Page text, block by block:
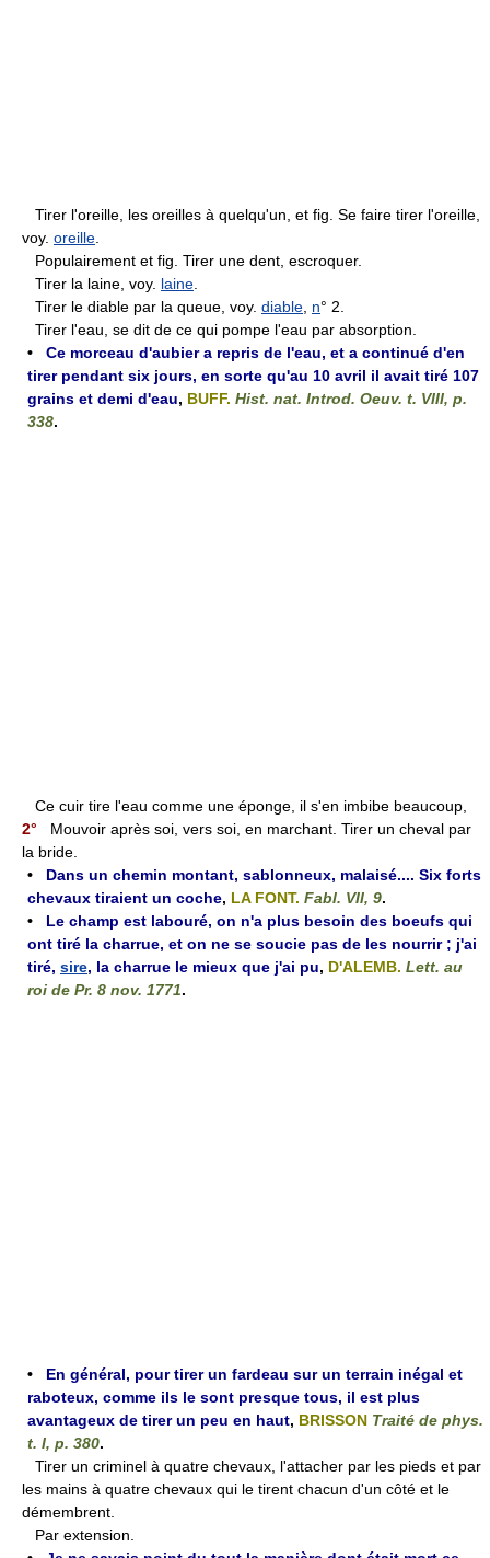
Tirer l'oreille, les oreilles à quelqu'un, et fig. Se faire tirer l'oreille,
voy. oreille
Populairement et fig. Tirer une dent, escroquer.
Tirer la laine, voy. laine
Tirer le diable par la queue, voy. diable n° 2.
Tirer l'eau, se dit de ce qui pompe l'eau par absorption.
• Ce morceau d'aubier a repris de l'eau, et a continué d'en
tirer pendant six jours, en sorte qu'au 10 avril il avait tiré 107
grains et demi d'eau, BUFF. Hist. nat. Introd. Oeuv. t. VIII, p.
338.
Ce cuir tire l'eau comme une éponge, il s'en imbibe beaucoup,
2° Mouvoir après soi, vers soi, en marchant. Tirer un cheval par
la bride.
• Dans un chemin montant, sablonneux, malaisé.... Six forts
chevaux tiraient un coche, LA FONT. Fabl. VII, 9.
• Le champ est labouré, on n'a plus besoin des boeufs qui
ont tiré la charrue, et on ne se soucie pas de les nourrir ; j'ai
tiré, sire, la charrue le mieux que j'ai pu, D'ALEMB. Lett. au
roi de Pr. 8 nov. 1771.
• En général, pour tirer un fardeau sur un terrain inégal et
raboteux, comme ils le sont presque tous, il est plus
avantageux de tirer un peu en haut, BRISSON Traité de phys.
t. I, p. 380.
Tirer un criminel à quatre chevaux, l'attacher par les pieds et par
les mains à quatre chevaux qui le tirent chacun d'un côté et le
démembrent.
Par extension.